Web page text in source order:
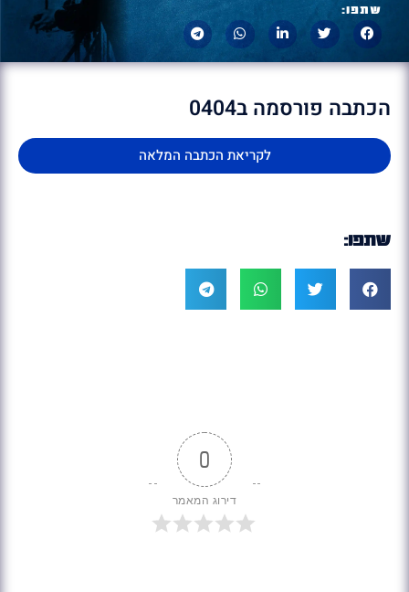
שתפו:
הכתבה פורסמה ב0404
לקריאת הכתבה המלאה
שתפו:
0
דירוג המאמר